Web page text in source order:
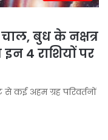
बुध के नक्षत्र
4 राशियों पर
से कई अहम ग्रह परिवर्तनों